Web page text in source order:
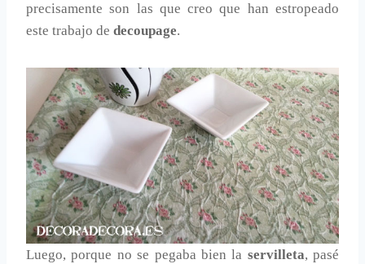
precisamente son las que creo que han estropeado
este trabajo de decoupage.
Luego, porque no se pegaba bien la servilleta, pasé